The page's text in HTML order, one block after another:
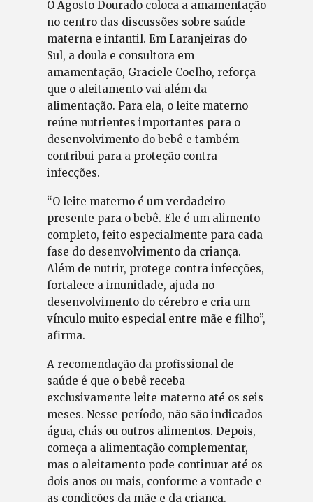
O Agosto Dourado coloca a amamentação
no centro das discussões sobre saúde
materna e infantil. Em Laranjeiras do
Sul, a doula e consultora em
amamentação, Graciele Coelho, reforça
que o aleitamento vai além da
alimentação. Para ela, o leite materno
reúne nutrientes importantes para o
desenvolvimento do bebê e também
contribui para a proteção contra
infecções.
“O leite materno é um verdadeiro
presente para o bebê. Ele é um alimento
completo, feito especialmente para cada
fase do desenvolvimento da criança.
Além de nutrir, protege contra infecções,
fortalece a imunidade, ajuda no
desenvolvimento do cérebro e cria um
vínculo muito especial entre mãe e filho”,
afirma.
A recomendação da profissional de
saúde é que o bebê receba
exclusivamente leite materno até os seis
meses. Nesse período, não são indicados
água, chás ou outros alimentos. Depois,
começa a alimentação complementar,
mas o aleitamento pode continuar até os
dois anos ou mais, conforme a vontade e
as condições da mãe e da criança.